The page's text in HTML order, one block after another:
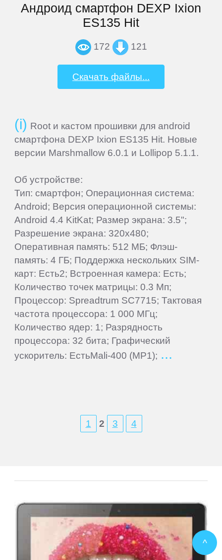
Андроид смартфон DEXP Ixion
ES135 Hit
172 121
Скачать файлы...
Root и кастом прошивки для android
смартфона DEXP Ixion ES135 Hit. Новые
версии Marshmallow 6.0.1 и Lollipop 5.1.1.
Об устройстве:
Тип: смартфон; Операционная система:
Android; Версия операционной системы:
Android 4.4 KitKat; Размер экрана: 3.5";
Разрешение экрана: 320x480;
Оперативная память: 512 МБ; Флэш-
память: 4 ГБ; Поддержка нескольких SIM-
карт: Есть2; Встроенная камера: Есть;
Количество точек матрицы: 0.3 Мп;
Процессор: Spreadtrum SC7715; Тактовая
частота процессора: 1 000 МГц;
Количество ядер: 1; Разрядность
процессора: 32 бита; Графический
ускоритель: ЕстьMali-400 (MP1);
1 2 3 4
Venso
Wileyfox
Xiaomi
Yota
Zopo
ZTE
^